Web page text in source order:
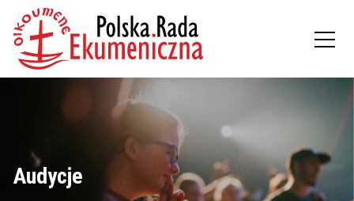
Audycje